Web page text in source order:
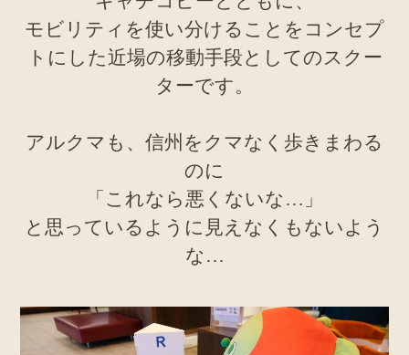
モビリティを使い分けることをコンセプ
トにした近場の移動手段としてのスクー
ターです。
アルクマも、信州をクマなく歩きまわる
のに
「これなら悪くないな…」
と思っているように見えなくもないよう
な…